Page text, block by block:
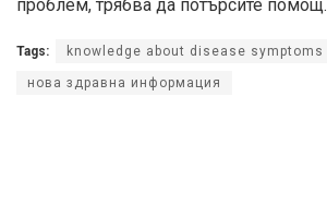
проблем, трябва да потърсите помощ.
Tags: knowledge about disease symptoms
нова здравна информация